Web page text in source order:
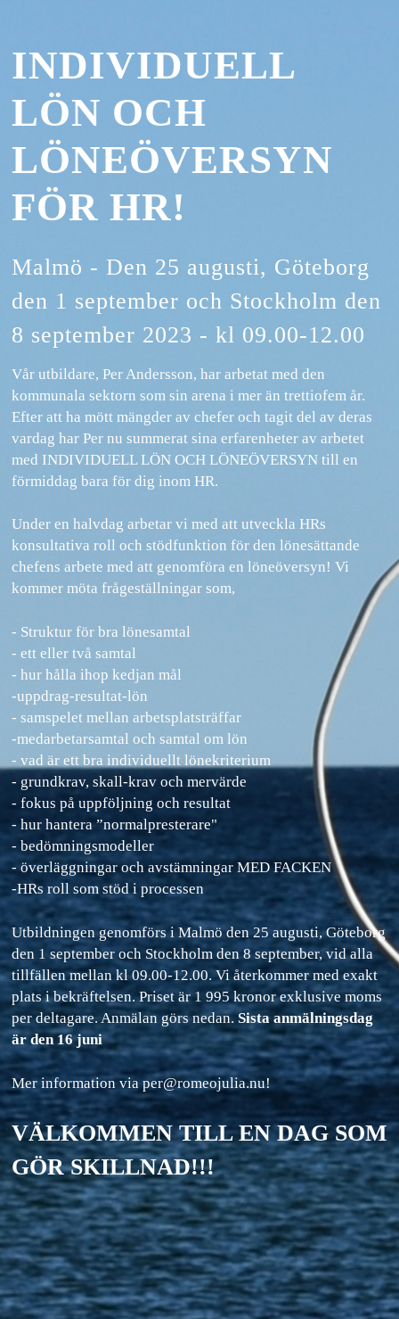
INDIVIDUELL
LÖN OCH
LÖNEÖVERSYN
FÖR HR!
Malmö - Den 25 augusti, Göteborg
den 1 september och Stockholm den
8 september 2023 - kl 09.00-12.00
Vår utbildare, Per Andersson, har arbetat med den
kommunala sektorn som sin arena i mer än trettiofem år.
Efter att ha mött mängder av chefer och tagit del av deras
vardag har Per nu summerat sina erfarenheter av arbetet
med INDIVIDUELL LÖN OCH LÖNEÖVERSYN till en
förmiddag bara för dig inom HR.
Under en halvdag arbetar vi med att utveckla HRs
konsultativa roll och stödfunktion för den lönesättande
chefens arbete med att genomföra en löneöversyn! Vi
kommer möta frågeställningar som,
- Struktur för bra lönesamtal
- ett eller två samtal
- hur hålla ihop kedjan mål
-uppdrag-resultat-lön
- samspelet mellan arbetsplatsträffar
-medarbetarsamtal och samtal om lön
- vad är ett bra individuellt lönekriterium
- grundkrav, skall-krav och mervärde
- fokus på uppföljning och resultat
- hur hantera ”normalpresterare"
- bedömningsmodeller
- överläggningar och avstämningar MED FACKEN
-HRs roll som stöd i processen
Utbildningen genomförs i Malmö den 25 augusti, Göteborg
den 1 september och Stockholm den 8 september, vid alla
tillfällen mellan kl 09.00-12.00. Vi återkommer med exakt
plats i bekräftelsen. Priset är 1 995 kronor exklusive moms
per deltagare. Anmälan görs nedan.Sista anmälningsdag
är den 16 juni
Mer information via per@romeojulia.nu!
VÄLKOMMEN TILL EN DAG SOM
GÖR SKILLNAD!!!